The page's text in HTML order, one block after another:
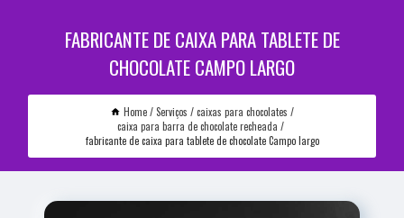
FABRICANTE DE CAIXA PARA TABLETE DE
CHOCOLATE CAMPO LARGO
Home Serviços
caixas para chocolates
caixa para barra de chocolate recheada
fabricante de caixa para tablete de chocolate Campo largo